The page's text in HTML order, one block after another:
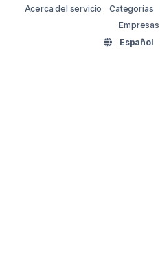
Acerca del servicio
Categorías
Empresas
Español